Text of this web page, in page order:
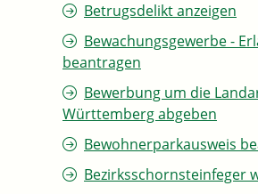
Betrugsdelikt anzeigen
Bewachungsgewerbe -
beantragen
Bewerbung um die
Württemberg abgeben
Bewohnerparkausweis
Bezirksschornsteinfeger